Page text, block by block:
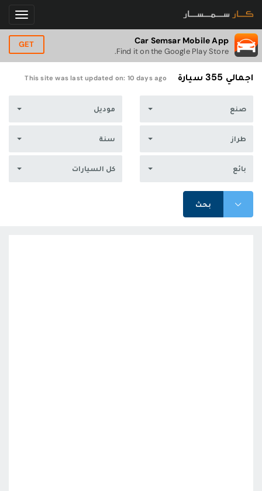
Car Semsar Mobile App
Find it on the Google Play Store.
GET
اجمالي 355 سيارة This site was last updated on: 10 days ago
صنع موديل
طراز سنة
بائع كل السيارات
بحث